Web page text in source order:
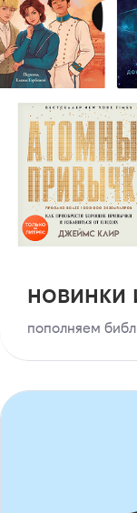
новинки
пополняем